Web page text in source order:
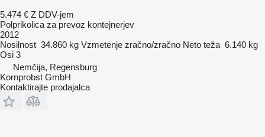
5.474 € Z DDV-jem
Polprikolica za prevoz kontejnerjev
2012
Nosilnost 34.860 kg Vzmetenje zračno/zračno Neto teža 6.140 kg
Osi 3
Nemčija, Regensburg
Kornprobst GmbH
Kontaktirajte prodajalca